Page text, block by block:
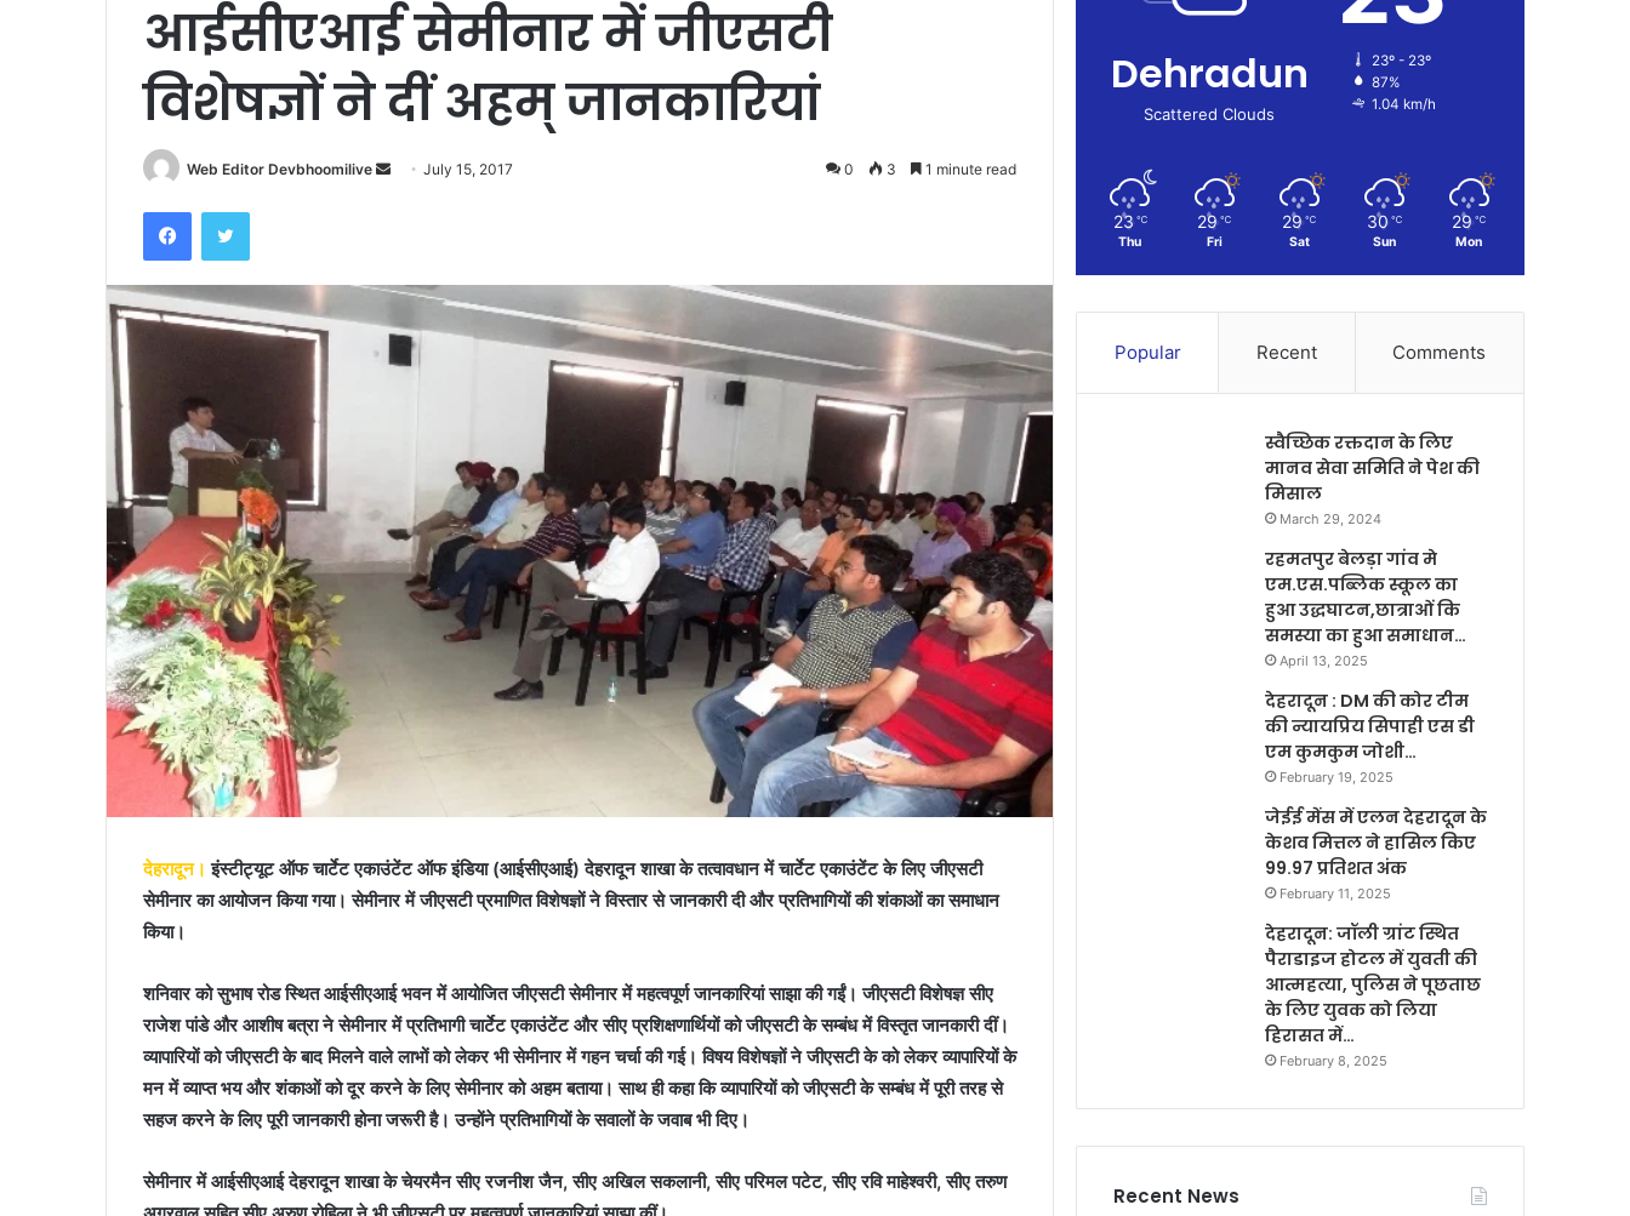
आईसीएआई सेमीनार में जीएसटी
विशेषज्ञों ने दीं अहम् जानकारियां
Web Editor Devbhoomilive
SendJuly 15, 2017 0 3 1 minute read
FacebookTwitter
देहरादून। इंस्टीट्यूट ऑफ चार्टेट एकाउंटेंट ऑफ इंडिया (आईसीएआई) देहरादून शाखा के तत्वावधान में चार्टेट एकाउंटेंट के लिए जीएसटी
सेमीनार का आयोजन किया गया। सेमीनार में जीएसटी प्रमाणित विशेषज्ञों ने विस्तार से जानकारी दी और प्रतिभागियों की शंकाओं का समाधान
किया।
शनिवार को सुभाष रोड स्थित आईसीएआई भवन में आयोजित जीएसटी सेमीनार में महत्वपूर्ण जानकारियां साझा की गईं। जीएसटी विशेषज्ञ सीए
राजेश पांडे और आशीष बत्रा ने सेमीनार में प्रतिभागी चार्टेट एकाउंटेंट और सीए प्रशिक्षणार्थियों को जीएसटी के सम्बंध में विस्तृत जानकारी दीं।
व्यापारियों को जीएसटी के बाद मिलने वाले लाभों को लेकर भी सेमीनार में गहन चर्चा की गई। विषय विशेषज्ञों ने जीएसटी के को लेकर व्यापारियों के
मन में व्याप्त भय और शंकाओं को दूर करने के लिए सेमीनार को अहम बताया। साथ ही कहा कि व्यापारियों को जीएसटी के सम्बंध में पूरी तरह से
सहज करने के लिए पूरी जानकारी होना जरूरी है। उन्होंने प्रतिभागियों के सवालों के जवाब भी दिए।
सेमीनार में आईसीएआई देहरादून शाखा के चेयरमैन सीए रजनीश जैन, सीए अखिल सकलानी, सीए परिमल पटेट, सीए रवि माहेश्वरी, सीए तरुण
Dehradun
Scattered Clouds
23º - 23º
87%
1.04 km/h
23 ℃
Thu
29 ℃
Fri
29 ℃
Sat
30 ℃
Sun
29 ℃
Mon
Popular Recent Comments
स्वैच्छिक रक्तदान के लिए
मानव सेवा समिति ने पेश की
मिसाल
March 29, 2024
रहमतपुर बेलड़ा गांव मे
एम.एस.पब्लिक स्कूल का
हुआ उद्धघाटन,छात्राओं कि
समस्या का हुआ समाधान…
April 13, 2025
देहरादून : DM की कोर टीम
की न्यायप्रिय सिपाही एस डी
एम कुमकुम जोशी…
February 19, 2025
जेईई मेंस में एलन देहरादून के
केशव मित्तल ने हासिल किए
99.97 प्रतिशत अंक
February 11, 2025
देहरादून: जॉली ग्रांट स्थित
पैराडाइज होटल में युवती की
आत्महत्या, पुलिस ने पूछताछ
के लिए युवक को लिया
हिरासत में…
February 8, 2025
Recent News